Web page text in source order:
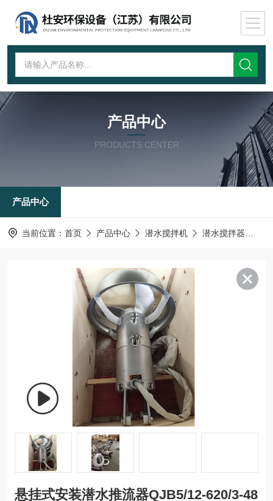
产品中心
PRODUCTS CENTER
产品中心
当前位置： 首页 产品中心 潜水搅拌机 潜水搅拌器
悬挂式安装潜水推流器QJB5/12-620/3-48